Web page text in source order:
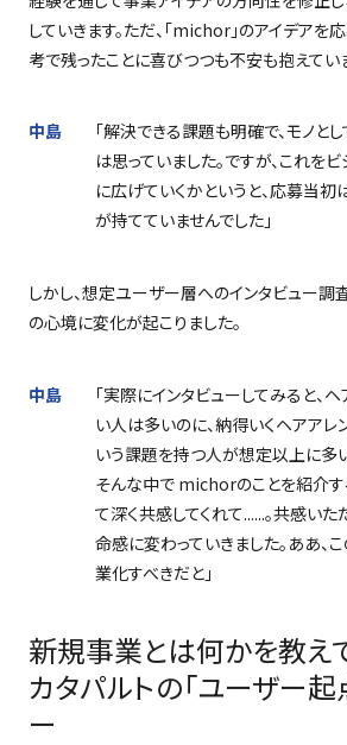
していきます。ただ、「michor」のアイデアを
考で残ったことに喜びつつも不安も抱えてい
中島
「解決できる課題も明確で、モノと
は思っていました。ですが、これを
に広げていくかというと、応募当
が持てていませんでした」
しかし、想定ユーザー層へのインタビュー調
の心境に変化が起こりました。
中島
「実際にインタビューしてみると、
い人は多いのに、納得いくヘアア
いう課題を持つ人が想定以上に多
そんな中でmichorのことを紹介す
て深く共感してくれて......。共感いた
命感に変わっていきました。ああ、
業化すべきだと」
新規事業とは何かを教え
カタパルトの「ユーザー起
ー